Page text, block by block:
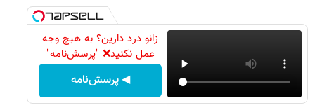
زانو درد دارین؟ به هیچ وجه
عمل نکنید❌ "پرسش‌نامه"
◀ پرسش‌نامه